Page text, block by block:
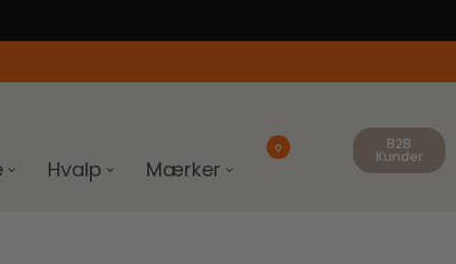
Hvalp Mærker
0 B2B
Kunder